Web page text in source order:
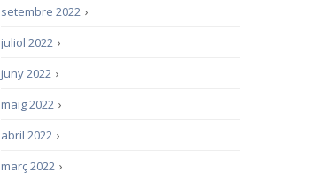
›
setembre 2022
›
juliol 2022
›
juny 2022
›
maig 2022
›
abril 2022
›
març 2022